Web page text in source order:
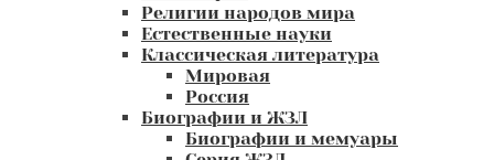
Религии народов мира
Естественные науки
Классическая литература
Мировая
Россия
Биографии и ЖЗЛ
Биографии и мемуары